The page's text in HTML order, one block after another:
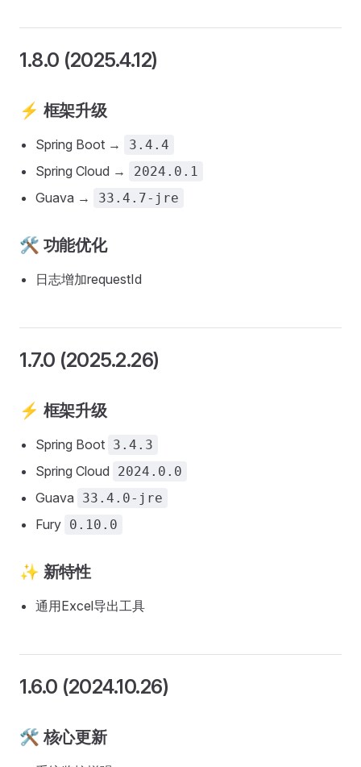
1.8.0 (2025.4.12)
⚡ 框架升级
Spring Boot → 3.4.4
Spring Cloud → 2024.0.1
Guava → 33.4.7-jre
🛠️ 功能优化
日志增加requestId
1.7.0 (2025.2.26)
⚡ 框架升级
Spring Boot 3.4.3
Spring Cloud 2024.0.0
Guava 33.4.0-jre
Fury 0.10.0
✨ 新特性
通用Excel导出工具
1.6.0 (2024.10.26)
🛠️ 核心更新